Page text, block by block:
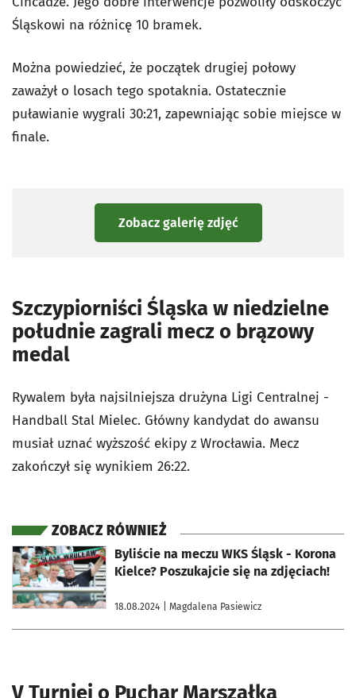
Śląskowi na różnicę 10 bramek.
Można powiedzieć, że początek drugiej połowy
zaważył o losach tego spotaknia. Ostatecznie
puławianie wygrali 30:21, zapewniając sobie miejsce w
finale.
Zobacz galerię zdjęć
Szczypiorniści Śląska w niedzielne
południe zagrali mecz o brązowy
medal
Rywalem była najsilniejsza drużyna Ligi Centralnej -
Handball Stal Mielec. Główny kandydat do awansu
musiał uznać wyższość ekipy z Wrocławia. Mecz
zakończył się wynikiem 26:22.
ZOBACZ RÓWNIEŻ
Byliście na meczu WKS Śląsk - Korona
Kielce? Poszukajcie się na zdjęciach!
18.08.2024 | Magdalena Pasiewicz
otworzy się w nowej karcie
V Turniej o Puchar Marszałka